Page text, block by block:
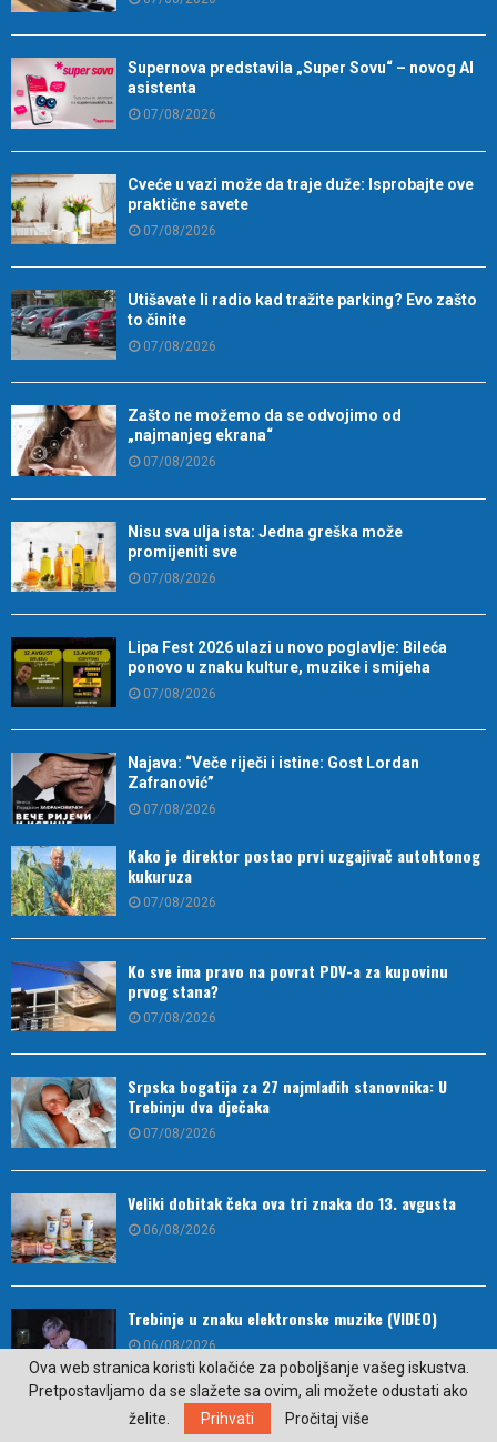
Supernova predstavila „Super Sovu“ – novog AI
asistenta
07/08/2026
Cveće u vazi može da traje duže: Isprobajte ove
praktične savete
07/08/2026
Utišavate li radio kad tražite parking? Evo zašto
to činite
07/08/2026
Zašto ne možemo da se odvojimo od
„najmanjeg ekrana“
07/08/2026
Nisu sva ulja ista: Jedna greška može
promijeniti sve
07/08/2026
Lipa Fest 2026 ulazi u novo poglavlje: Bileća
ponovo u znaku kulture, muzike i smijeha
07/08/2026
Najava: “Veče riječi i istine: Gost Lordan
Zafranović”
07/08/2026
Kako je direktor postao prvi uzgajivač autohtonog
kukuruza
07/08/2026
Ko sve ima pravo na povrat PDV-a za kupovinu
prvog stana?
07/08/2026
Srpska bogatija za 27 najmlađih stanovnika: U
Trebinju dva dječaka
07/08/2026
Veliki dobitak čeka ova tri znaka do 13. avgusta
06/08/2026
Trebinje u znaku elektronske muzike (VIDEO)
06/08/2026
Namirnica koja je idealna za zdravlje mozga
Ova web stranica koristi kolačiće za poboljšanje vašeg iskustva.
Pretpostavljamo da se slažete sa ovim, ali možete odustati ako
želite.
Prihvati Pročitaj više